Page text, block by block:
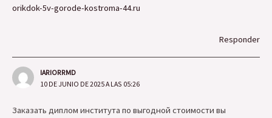
orikdok-5v-gorode-kostroma-44.ru
Responder
IARIORRMD
10 DE JUNIO DE 2025 A LAS 05:26
Заказать диплом института по выгодной стоимости вы